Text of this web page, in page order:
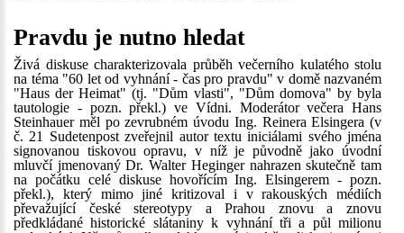
Pravdu je nutno hledat
Živá diskuse charakterizovala průběh večerního kulatého stolu
na téma "60 let od vyhnání - čas pro pravdu" v domě nazvaném
"Haus der Heimat" (tj. "Dům vlasti", "Dům domova" by byla
tautologie - pozn. překl.) ve Vídni. Moderátor večera Hans
Steinhauer měl po zevrubném úvodu Ing. Reinera Elsingera (v
č. 21 Sudetenpost zveřejnil autor textu iniciálami svého jména
signovanou tiskovou opravu, v níž je původně jako úvodní
mluvčí jmenovaný Dr. Walter Heginger nahrazen skutečně tam
na počátku celé diskuse hovořícím Ing. Elsingerem - pozn.
překl.), který mimo jiné kritizoval i v rakouských médiích
převažující české stereotypy a Prahou znovu a znovu
předkládané historické slátaniny k vyhnání tři a půl milionu